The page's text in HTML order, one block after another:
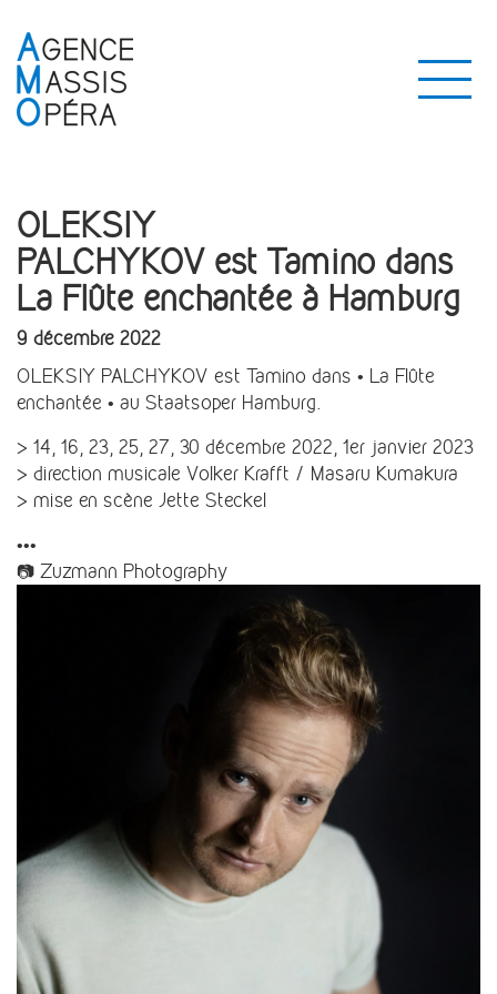
OLEKSIY
PALCHYKOV est Tamino dans
La Flûte enchantée à Hamburg
9 décembre 2022
OLEKSIY PALCHYKOV est Tamino dans • La Flûte
enchantée • au Staatsoper Hamburg.
> 14, 16, 23, 25, 27, 30 décembre 2022, 1er janvier 2023
> direction musicale Volker Krafft / Masaru Kumakura
> mise en scène Jette Steckel
•••
📷 Zuzmann Photography